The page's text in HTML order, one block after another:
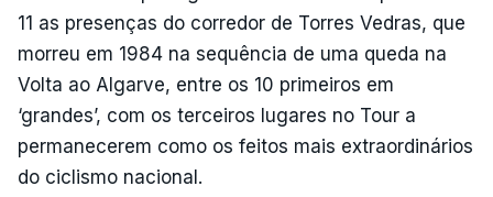
11 as presenças do corredor de Torres Vedras, que
morreu em 1984 na sequência de uma queda na
Volta ao Algarve, entre os 10 primeiros em
‘grandes’, com os terceiros lugares no Tour a
permanecerem como os feitos mais extraordinários
do ciclismo nacional.